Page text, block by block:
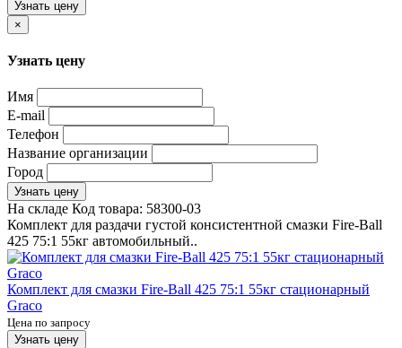
Узнать цену
×
Узнать цену
Имя
E-mail
Телефон
Название организации
Город
Узнать цену
На складе Код товара: 58300-03
Комплект для раздачи густой консистентной смазки Fire-Ball
425 75:1 55кг автомобильный..
Комплект для смазки Fire-Ball 425 75:1 55кг стационарный
Graco
Цена по запросу
Узнать цену